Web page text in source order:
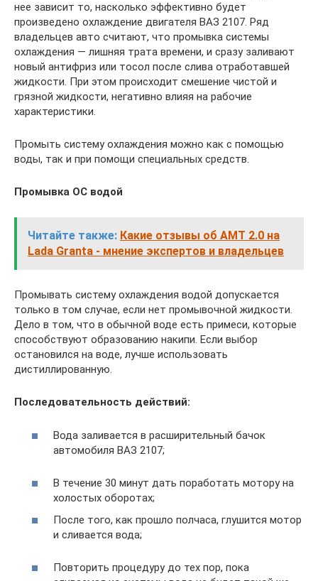
нее зависит то, насколько эффективно будет
произведено охлаждение двигателя ВАЗ 2107. Ряд
владельцев авто считают, что промывка системы
охлаждения — лишняя трата времени, и сразу заливают
новый антифриз или тосол после слива отработавшей
жидкости. При этом происходит смешение чистой и
грязной жидкости, негативно влияя на рабочие
характеристики.
Промыть систему охлаждения можно как с помощью
воды, так и при помощи специальных средств.
Промывка ОС водой
Читайте также: Какие отзывы об АМТ 2.0 на
Lada Granta - мнение экспертов и владельцев
Промывать систему охлаждения водой допускается
только в том случае, если нет промывочной жидкости.
Дело в том, что в обычной воде есть примеси, которые
способствуют образованию накипи. Если выбор
остановился на воде, лучше использовать
дистиллированную.
Последовательность действий:
Вода заливается в расширительный бачок
автомобиля ВАЗ 2107;
В течение 30 минут дать поработать мотору на
холостых оборотах;
После того, как прошло полчаса, глушится мотор
и сливается вода;
Повторить процедуру до тех пор, пока